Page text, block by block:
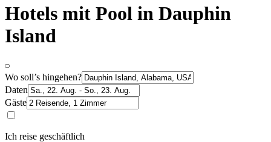
Hotels mit Pool in Dauphin
Island
Wo soll’s hingehen?
Daten
Gäste
Ich reise geschäftlich